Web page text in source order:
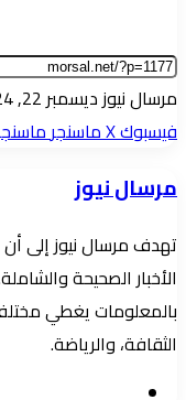
مرسال نيوزأرسل
بريدا
ديسمبر 22, 2024
فيسبوك‫Xماسنجر
مرسال نيوز
تهدف مرسال نيوز إلى أن
الأخبار الصحيحة
بالمعلومات يغطي
الثقافة، والرياضة.